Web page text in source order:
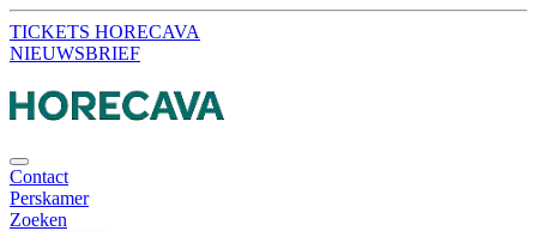
TICKETS HORECAVA
NIEUWSBRIEF
Contact
Perskamer
Zoeken